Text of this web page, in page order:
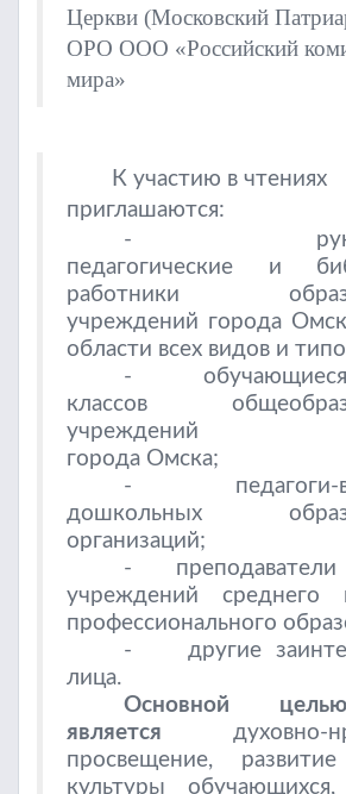
Церкви (Московский
ОРО ООО «Российский
мира»
К участию в чтениях
приглашаются:
-
педагогические и
работники
учреждений города
области всех видов и
-
классов
учреждений
города Омска;
- педагоги-
дошкольных
организаций;
- преподаватели
учреждений среднего
профессионального
- другие
лица.
Основной
является духовно-
просвещение,
культуры обучающихся,